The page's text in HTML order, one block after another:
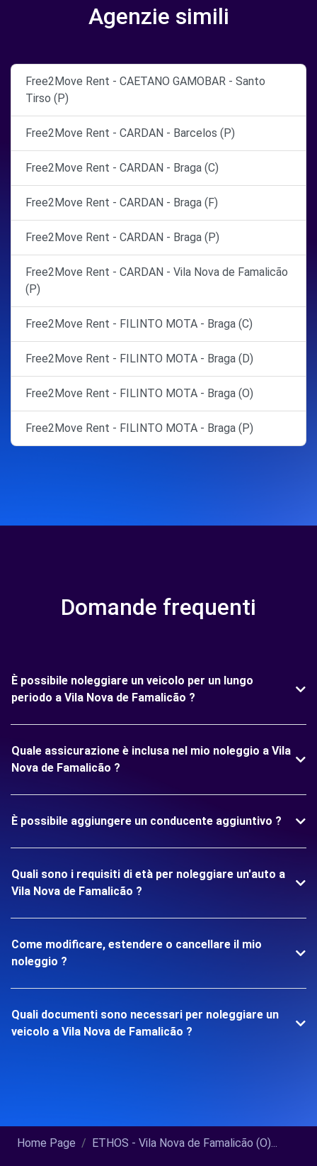
Agenzie simili
Free2Move Rent - CAETANO GAMOBAR - Santo
Tirso (P)
Free2Move Rent - CARDAN - Barcelos (P)
Free2Move Rent - CARDAN - Braga (C)
Free2Move Rent - CARDAN - Braga (F)
Free2Move Rent - CARDAN - Braga (P)
Free2Move Rent - CARDAN - Vila Nova de Famalicão
(P)
Free2Move Rent - FILINTO MOTA - Braga (C)
Free2Move Rent - FILINTO MOTA - Braga (D)
Free2Move Rent - FILINTO MOTA - Braga (O)
Free2Move Rent - FILINTO MOTA - Braga (P)
Domande frequenti
È possibile noleggiare un veicolo per un lungo
periodo a Vila Nova de Famalicão ?
Quale assicurazione è inclusa nel mio noleggio a Vila
Nova de Famalicão ?
È possibile aggiungere un conducente aggiuntivo ?
Quali sono i requisiti di età per noleggiare un'auto a
Vila Nova de Famalicão ?
Come modificare, estendere o cancellare il mio
noleggio ?
Quali documenti sono necessari per noleggiare un
veicolo a Vila Nova de Famalicão ?
Home Page ETHOS - Vila Nova de Famalicão (O)...